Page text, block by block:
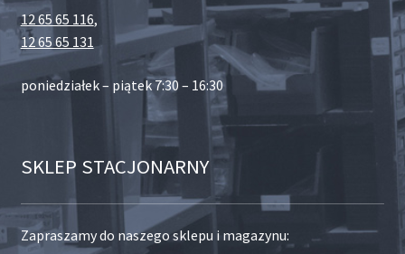
12 65 65 116,
12 65 65 131
poniedziałek – piątek 7:30 – 16:30
SKLEP STACJONARNY
Zapraszamy do naszego sklepu i magazynu: